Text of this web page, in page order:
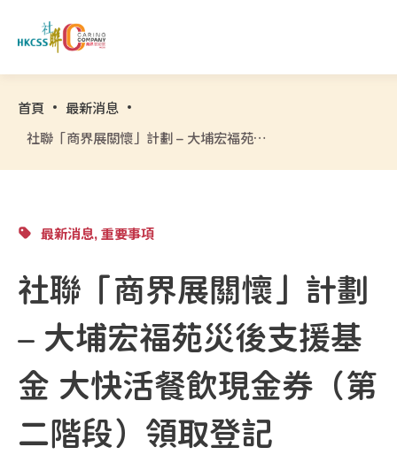
首頁
最新消息
社聯「商界展關懷」計劃 – 大埔宏福苑災後支援基金 大快活餐飲現金券（第二階段）領取登記
最新消息, 重要事項
社聯「商界展關懷」計劃
– 大埔宏福苑災後支援基
金 大快活餐飲現金券（第
二階段）領取登記